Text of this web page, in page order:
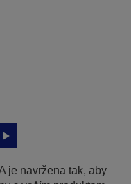
je navržena tak, aby